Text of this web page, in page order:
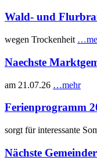
Wald- und
wegen Trockenheit
Naechste
am 21.07.26 …mehr
Ferienprogramm
sorgt für interessante
Nächste